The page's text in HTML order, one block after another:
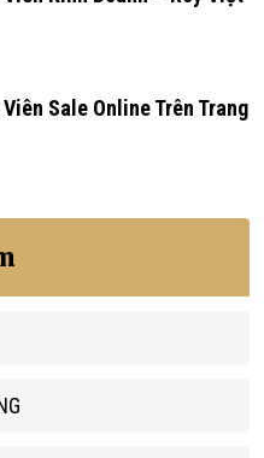
Sale Online Trên Trang